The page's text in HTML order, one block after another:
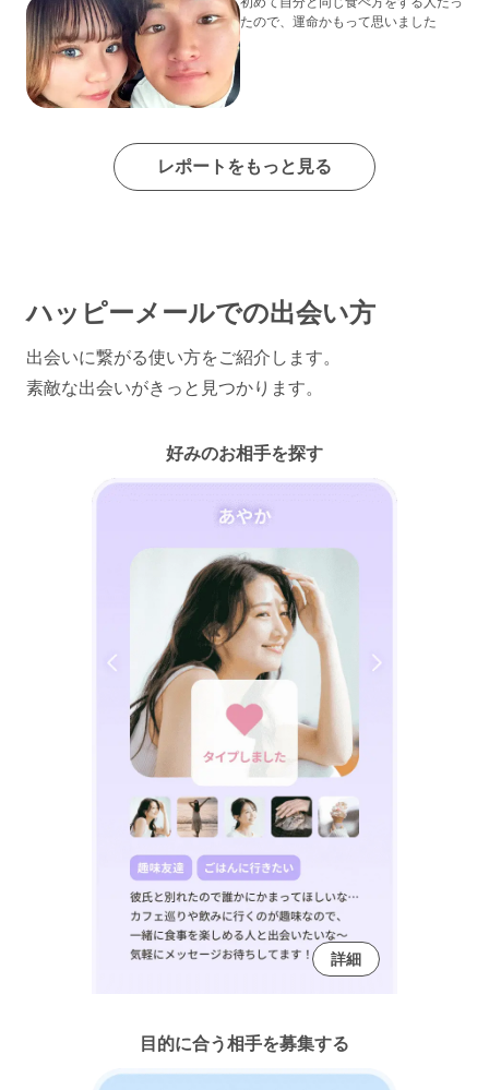
たので、運命かもって思いました
レポートをもっと見る
ハッピーメールでの出会い方
出会いに繋がる使い方をご紹介します。
素敵な出会いがきっと見つかります。
好みのお相手を探す
詳細
目的に合う相手を募集する